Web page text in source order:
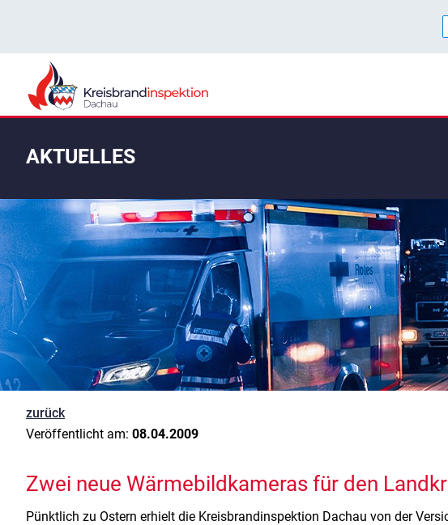
AKTUELLES
zurück
Veröffentlicht am: 08.04.2009
Zwei neue Wärmebildkameras für den
Pünktlich zu Ostern erhielt die Kreisbrandinspektion Dachau von der